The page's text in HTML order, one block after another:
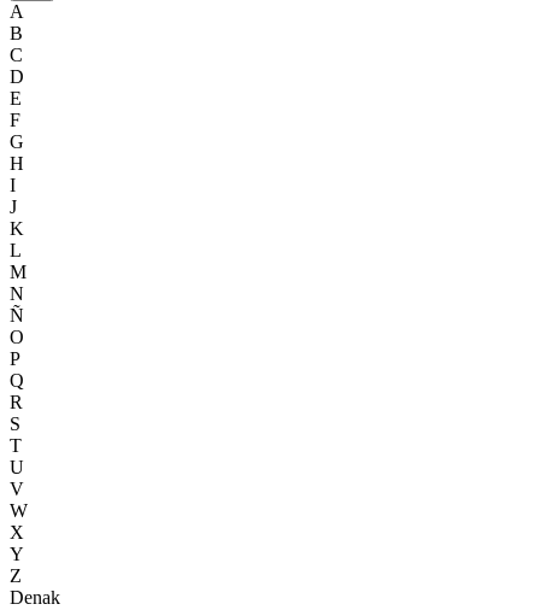
A
B
C
D
E
F
G
H
I
J
K
L
M
N
Ñ
O
P
Q
R
S
T
U
V
W
X
Y
Z
Denak